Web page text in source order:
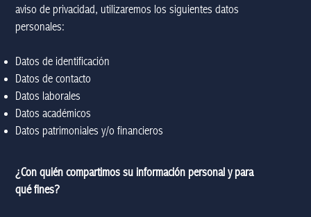
aviso de privacidad, utilizaremos los siguientes datos
personales:
Datos de identificación
Datos de contacto
Datos laborales
Datos académicos
Datos patrimoniales y/o financieros
¿Con quién compartimos su información personal y para
qué fines?